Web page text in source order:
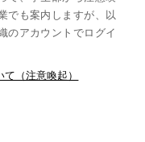
でも案内しますが、以
のアカウントでログイ
（注意喚起）